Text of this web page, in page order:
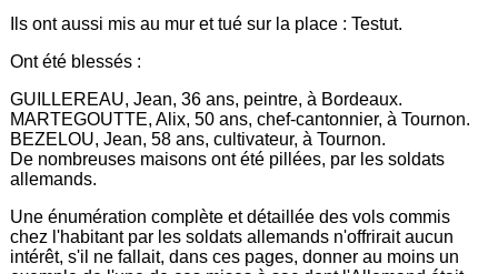
Ils ont aussi mis au mur et tué sur la place : Testut.
Ont été blessés :
GUILLEREAU, Jean, 36 ans, peintre, à Bordeaux.
MARTEGOUTTE, Alix, 50 ans, chef-cantonnier, à Tournon.
BEZELOU, Jean, 58 ans, cultivateur, à Tournon.
De nombreuses maisons ont été pillées, par les soldats
allemands.
Une énumération complète et détaillée des vols commis
chez l'habitant par les soldats allemands n'offrirait aucun
intérêt, s'il ne fallait, dans ces pages, donner au moins un